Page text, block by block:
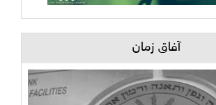
آفاق زمان